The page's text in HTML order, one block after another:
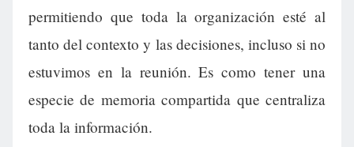
permitiendo que toda la organización esté al
tanto del contexto y las decisiones, incluso si no
estuvimos en la reunión. Es como tener una
especie de memoria compartida que centraliza
toda la información.